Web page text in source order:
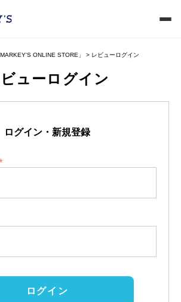
ONLINE STORE」 レビューログイン
ューログイン
ログイン・新規登録
ログイン